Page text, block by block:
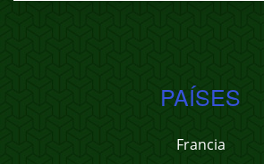
PAÍSES
Francia